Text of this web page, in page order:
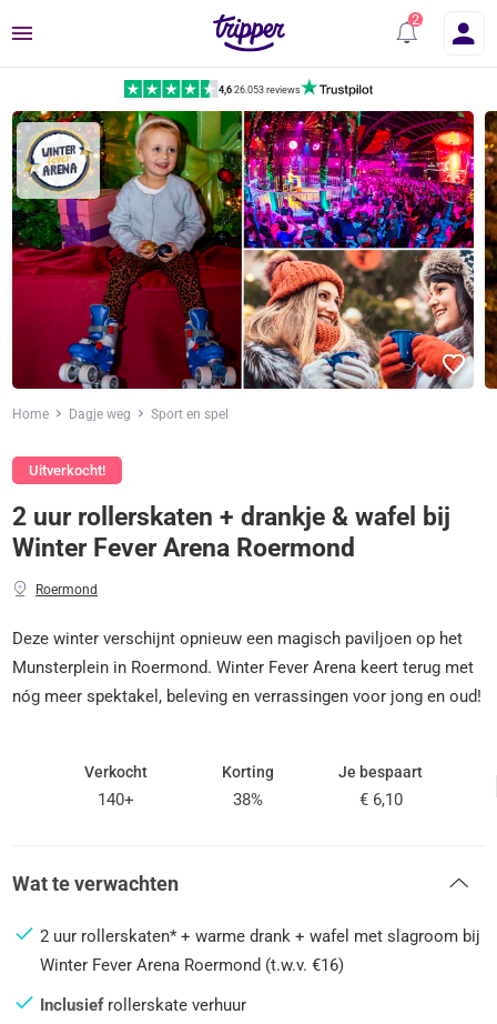
Menu
4,6|26.053 reviews
Home Dagje weg Sport en spel
Uitverkocht!
2 uur rollerskaten + drankje & wafel bij
Winter Fever Arena Roermond
Roermond
Deze winter verschijnt opnieuw een magisch paviljoen op het
Munsterplein in Roermond. Winter Fever Arena keert terug met
nóg meer spektakel, beleving en verrassingen voor jong en oud!
Verkocht
140+
Korting
38%
Je bespaart
€ 6,10
Wat te verwachten
2 uur rollerskaten* + warme drank + wafel met slagroom bij
Winter Fever Arena Roermond (t.w.v. €16)
Inclusief rollerskate verhuur